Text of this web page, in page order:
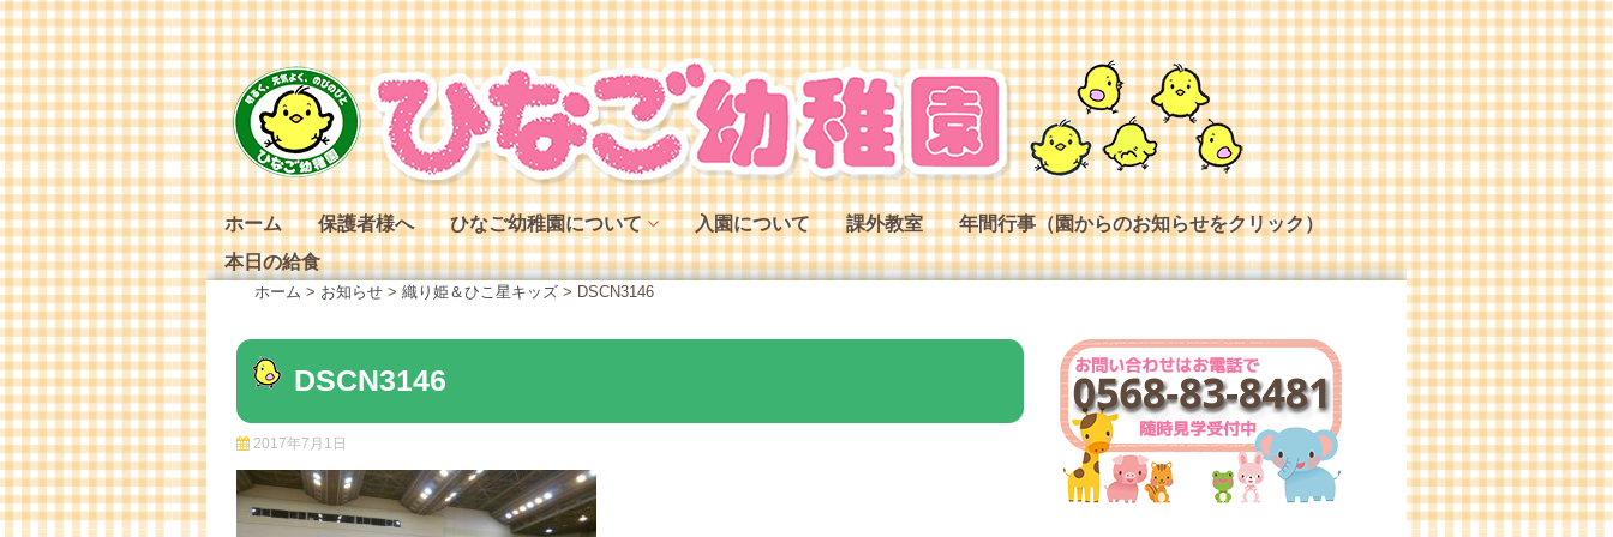
Skip
to
content
ホーム 保護者様へ
ひなご幼稚園について
ひなご幼稚園の特色
ひなご幼稚園の役割
ひなご幼稚園の一日
入園について 課外教室
年間行事（園からのお知らせをクリック）
本日の給食
ホーム > お知らせ > 織り姫＆ひこ星キッズ > DSCN3146
DSCN3146
2017年7月1日